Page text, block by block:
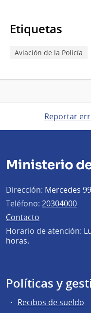
Etiquetas
Aviación de la Policía
Reportar
Ministerio
Dirección: Mercedes
Teléfono: 20304000
Contacto
Horario de atención:
horas.
Políticas y
Recibos de sueldo